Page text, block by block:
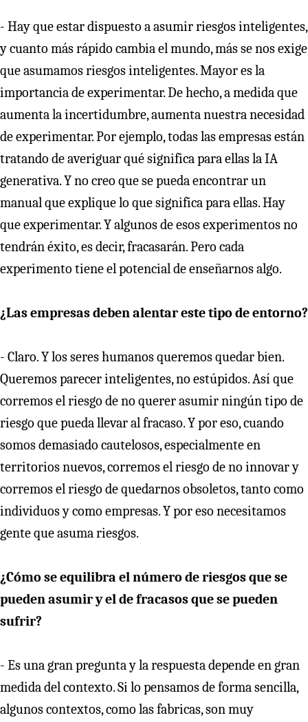
- Hay que estar dispuesto a asumir riesgos inteligentes,
y cuanto más rápido cambia el mundo, más se nos exige
que asumamos riesgos inteligentes. Mayor es la
importancia de experimentar. De hecho, a medida que
aumenta la incertidumbre, aumenta nuestra necesidad
de experimentar. Por ejemplo, todas las empresas están
tratando de averiguar qué significa para ellas la IA
generativa. Y no creo que se pueda encontrar un
manual que explique lo que significa para ellas. Hay
que experimentar. Y algunos de esos experimentos no
tendrán éxito, es decir, fracasarán. Pero cada
experimento tiene el potencial de enseñarnos algo.
¿Las empresas deben alentar este tipo de entorno?
- Claro. Y los seres humanos queremos quedar bien.
Queremos parecer inteligentes, no estúpidos. Así que
corremos el riesgo de no querer asumir ningún tipo de
riesgo que pueda llevar al fracaso. Y por eso, cuando
somos demasiado cautelosos, especialmente en
territorios nuevos, corremos el riesgo de no innovar y
corremos el riesgo de quedarnos obsoletos, tanto como
individuos y como empresas. Y por eso necesitamos
gente que asuma riesgos.
¿Cómo se equilibra el número de riesgos que se
pueden asumir y el de fracasos que se pueden
sufrir?
- Es una gran pregunta y la respuesta depende en gran
medida del contexto. Si lo pensamos de forma sencilla,
algunos contextos, como las fabricas, son muy